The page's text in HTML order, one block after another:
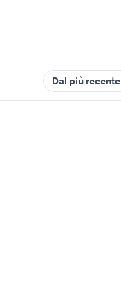
Dal più recente